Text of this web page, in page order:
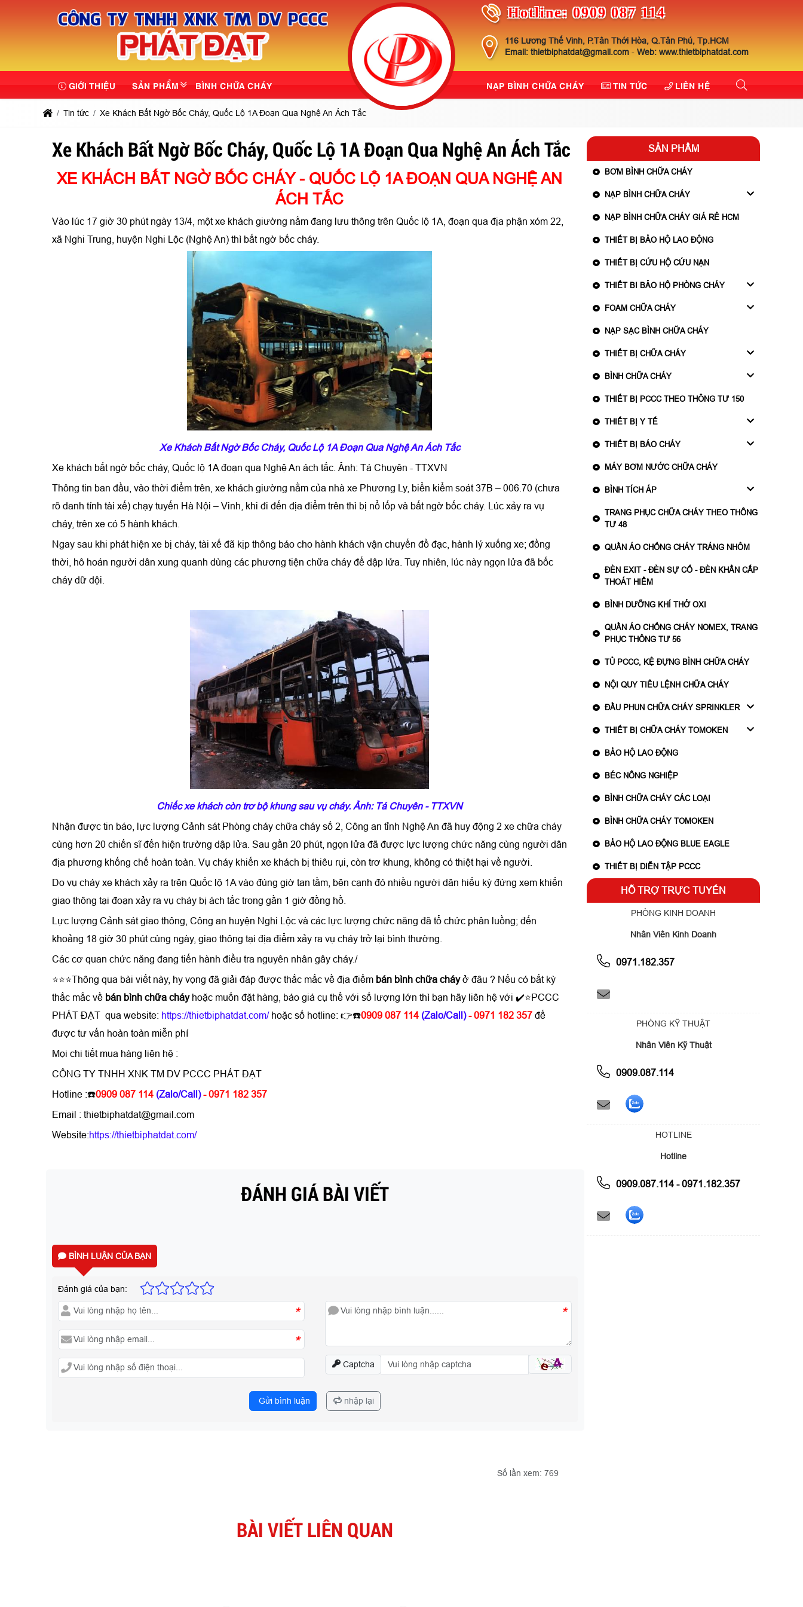
Hotline: 0909 087 114
116 Lương Thế Vinh, P.Tân Thới Hòa, Q.Tân Phú, Tp.HCM
Email: thietbiphatdat@gmail.com- Web: www.thietbiphatdat.com
GIỚI THIỆU SẢN PHẨM BÌNH CHỮA CHÁY NẠP BÌNH CHỮA CHÁY TIN TỨC LIÊN HỆ
Tin tức Xe Khách Bất Ngờ Bốc Cháy, Quốc Lộ 1A Đoạn Qua Nghệ An Ách Tắc
Xe Khách Bất Ngờ Bốc Cháy, Quốc Lộ 1A Đoạn Qua Nghệ An Ách Tắc
XE KHÁCH BẤT NGỜ BỐC CHÁY - QUỐC LỘ 1A ĐOẠN QUA NGHỆ AN
ÁCH TẮC​​
Vào lúc 17 giờ 30 phút ngày 13/4, một xe khách giường nằm đang lưu thông trên Quốc lộ 1A, đoạn qua địa phận xóm 22,
xã Nghi Trung, huyện Nghi Lộc (Nghệ An) thì bất ngờ bốc cháy.
Xe Khách Bất Ngờ Bốc Cháy, Quốc Lộ 1A Đoạn Qua Nghệ An Ách Tắc
Xe khách bất ngờ bốc cháy, Quốc lộ 1A đoạn qua Nghệ An ách tắc. Ảnh: Tá Chuyên - TTXVN
Thông tin ban đầu, vào thời điểm trên, xe khách giường nằm của nhà xe Phương Ly, biển kiểm soát 37B – 006.70 (chưa
rõ danh tính tài xế) chạy tuyến Hà Nội – Vinh, khi đi đến địa điểm trên thì bị nổ lốp và bất ngờ bốc cháy. Lúc xảy ra vụ
cháy, trên xe có 5 hành khách.
Ngay sau khi phát hiện xe bị cháy, tài xế đã kịp thông báo cho hành khách vận chuyển đồ đạc, hành lý xuống xe; đồng
thời, hô hoán người dân xung quanh dùng các phương tiện chữa cháy để dập lửa. Tuy nhiên, lúc này ngọn lửa đã bốc
cháy dữ dội.
Chiếc xe khách còn trơ bộ khung sau vụ cháy. Ảnh: Tá Chuyên - TTXVN
Nhận được tin báo, lực lượng Cảnh sát Phòng cháy chữa cháy số 2, Công an tỉnh Nghệ An đã huy động 2 xe chữa cháy
cùng hơn 20 chiến sĩ đến hiện trường dập lửa. Sau gần 20 phút, ngọn lửa đã được lực lượng chức năng cùng người dân
địa phương khống chế hoàn toàn. Vụ cháy khiến xe khách bị thiêu rụi, còn trơ khung, không có thiệt hại về người.
Do vụ cháy xe khách xảy ra trên Quốc lộ 1A vào đúng giờ tan tầm, bên cạnh đó nhiều người dân hiếu kỳ đứng xem khiến
giao thông tại đoạn xảy ra vụ cháy bị ách tắc trong gần 1 giờ đồng hồ.
Lực lượng Cảnh sát giao thông, Công an huyện Nghi Lộc và các lực lượng chức năng đã tổ chức phân luồng; đến
khoảng 18 giờ 30 phút cùng ngày, giao thông tại địa điểm xảy ra vụ cháy trở lại bình thường.
Các cơ quan chức năng đang tiến hành điều tra nguyên nhân gây cháy./
⭐⭐⭐Thông qua bài viết này, hy vọng đã giải đáp được thắc mắc về địa điểm bán bình chữa cháyở đâu ? Nếu có bất kỳ
thắc mắc về bán bình chữa cháy hoặc muốn đặt hàng, báo giá cụ thể với số lượng lớn thì bạn hãy liên hệ với ✔️⭐PCCC
PHÁT ĐẠT qua website: https://thietbiphatdat.com/hoặc số hotline: 👉☎️0909 087 114 (Zalo/Call) - 0971 182 357 để
được tư vấn hoàn toàn miễn phí
Mọi chi tiết mua hàng liên hệ :
CÔNG TY TNHH XNK TM DV PCCC PHÁT ĐẠT
Hotline :☎️0909 087 114 (Zalo/Call) - 0971 182 357
Email : thietbiphatdat@gmail.com
Website:https://thietbiphatdat.com/
ĐÁNH GIÁ BÀI VIẾT
BÌNH LUẬN CỦA BẠN
Đánh giá của bạn:
*
*
*
Captcha
Gửi bình luận nhập lại
Số lần xem: 769
BÀI VIẾT LIÊN QUAN
SẢN PHẨM
BƠM BÌNH CHỮA CHÁY
NẠP BÌNH CHỮA CHÁY
NẠP BÌNH CHỮA CHÁY GIÁ RẺ HCM
THIẾT BỊ BẢO HỘ LAO ĐỘNG
THIẾT BỊ CỨU HỘ CỨU NẠN
THIẾT BI BẢO HỘ PHÒNG CHÁY
FOAM CHỮA CHÁY
NẠP SẠC BÌNH CHỮA CHÁY
THIẾT BỊ CHỮA CHÁY
BÌNH CHỮA CHÁY
THIẾT BỊ PCCC THEO THÔNG TƯ 150
THIẾT BỊ Y TẾ
THIẾT BỊ BÁO CHÁY
MÁY BƠM NƯỚC CHỮA CHÁY
BÌNH TÍCH ÁP
TRANG PHỤC CHỮA CHÁY THEO THÔNG
TƯ 48
QUẦN ÁO CHỐNG CHÁY TRÁNG NHÔM
ĐÈN EXIT - ĐÈN SỰ CỐ - ĐÈN KHẨN CẤP
THOÁT HIỂM
BÌNH DƯỠNG KHÍ THỞ OXI
QUẦN ÁO CHỐNG CHÁY NOMEX, TRANG
PHỤC THÔNG TƯ 56
TỦ PCCC, KỆ ĐỰNG BÌNH CHỮA CHÁY
NỘI QUY TIÊU LỆNH CHỮA CHÁY
ĐẦU PHUN CHỮA CHÁY SPRINKLER
THIẾT BỊ CHỮA CHÁY TOMOKEN
BẢO HỘ LAO ĐỘNG
BÉC NÔNG NGHIỆP
BÌNH CHỮA CHÁY CÁC LOẠI
BÌNH CHỮA CHÁY TOMOKEN
BẢO HỘ LAO ĐỘNG BLUE EAGLE
THIẾT BỊ DIỄN TẬP PCCC
HỖ TRỢ TRỰC TUYẾN
PHÒNG KINH DOANH
Nhân Viên Kinh Doanh
0971.182.357
PHÒNG KỸ THUẬT
Nhân Viên Kỹ Thuật
0909.087.114
HOTLINE
Hotline
0909.087.114 - 0971.182.357